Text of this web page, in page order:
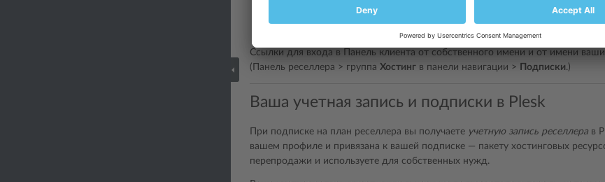
Создание и обслуживание собственных сайтов
. В этом случае вам
Ссылки для входа в Панель клиента от собственного имени и от имени
(Панель реселлера > группа Хостинг в панели навигации > Подписки.)
Ваша учетная запись и подписки в Plesk
При подписке на план реселлера вы получаете учетную запись реселлера в
вашем профиле и привязана к вашей подписке ― пакету хостинговых
перепродажи и используете для собственных нужд.